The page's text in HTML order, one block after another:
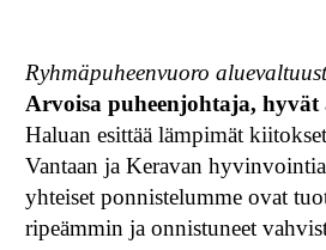
Ryhmäpuheenvuoro
Arvoisa puheenjohtaja,
Haluan esittää lämpimät
Vantaan ja Keravan
yhteiset ponnistelumme ovat
ripeämmin ja onnistuneet